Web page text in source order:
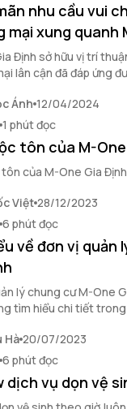
nhu cầu vui
mại xung quanh
Định sở hữu vị trí
lân cận đã đáp ứng
Ánh 12/04/2024
1 phút đọc
tôn của M-
của M-One Gia
Việt 28/12/2023
6 phút đọc
về đơn vị quản
lý chung cư M-One
tìm hiểu chi tiết
Hà 20/07/2023
6 phút đọc
dịch vụ dọn vệ